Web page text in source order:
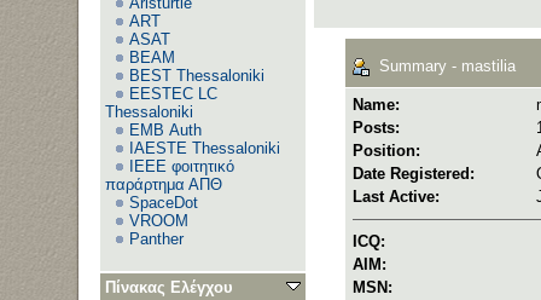
ART
ASAT
BEAM
BEST Thessaloniki
EESTEC LC
Thessaloniki
EΜΒ Auth
IAESTE Thessaloniki
IEEE φοιτητικό
παράρτημα ΑΠΘ
SpaceDot
VROOM
Panther
Πίνακας Ελέγχου
Summary - mastilia
Name:
Posts:
Position:
Date Registered:
Last Active:
ICQ:
AIM:
MSN: